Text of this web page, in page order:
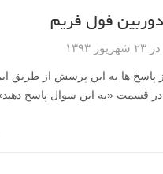
فول فریم
قسمت «به این سوال پاسخ دهید»